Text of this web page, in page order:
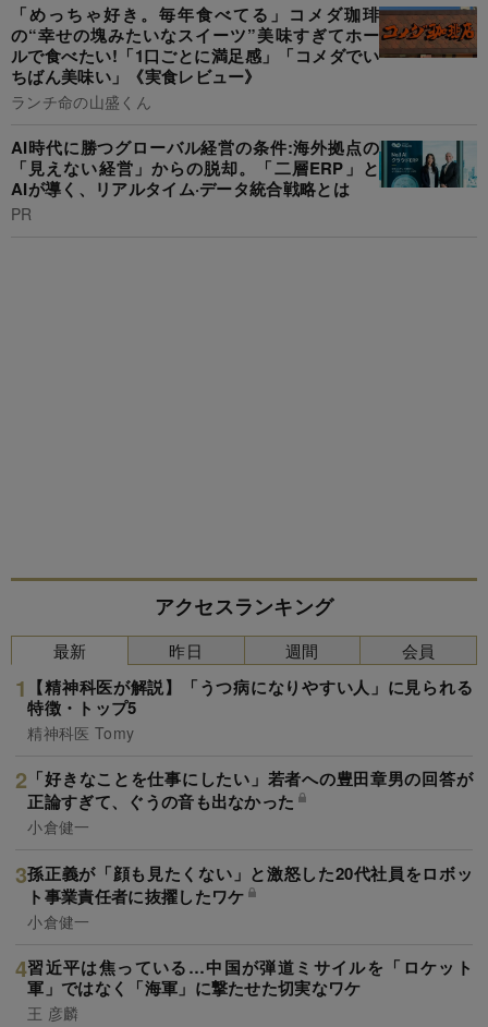
「めっちゃ好き。毎年食べてる」コメダ珈琲
の“幸せの塊みたいなスイーツ”美味すぎてホー
ルで食べたい!「1口ごとに満足感」「コメダでい
ちばん美味い」《実食レビュー》
ランチ命の山盛くん
AI時代に勝つグローバル経営の条件:海外拠点の
「見えない経営」からの脱却。「二層ERP」と
AIが導く、リアルタイム·データ統合戦略とは
PR
アクセスランキング
最新
【精神科医が解説】「うつ病になりやすい人」に見られる
特徴・トップ5
精神科医 Tomy
「好きなことを仕事にしたい」若者への豊田章男の回答が
正論すぎて、ぐうの音も出なかった
小倉健一
孫正義が「顔も見たくない」と激怒した20代社員をロボッ
ト事業責任者に抜擢したワケ
小倉健一
習近平は焦っている…中国が弾道ミサイルを「ロケット
軍」ではなく「海軍」に撃たせた切実なワケ
王 彦麟
昨日 週間 会員